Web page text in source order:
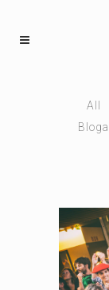
All
Bloga